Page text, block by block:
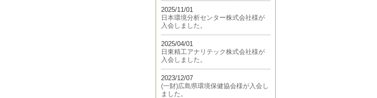
2025/11/01
日本環境分析センター株式会社様が
入会しました。
2025/04/01
日東精工アナリテック株式会社様が
入会しました。
2023/12/07
(一財)広島県環境保健協会様が入会し
ました。